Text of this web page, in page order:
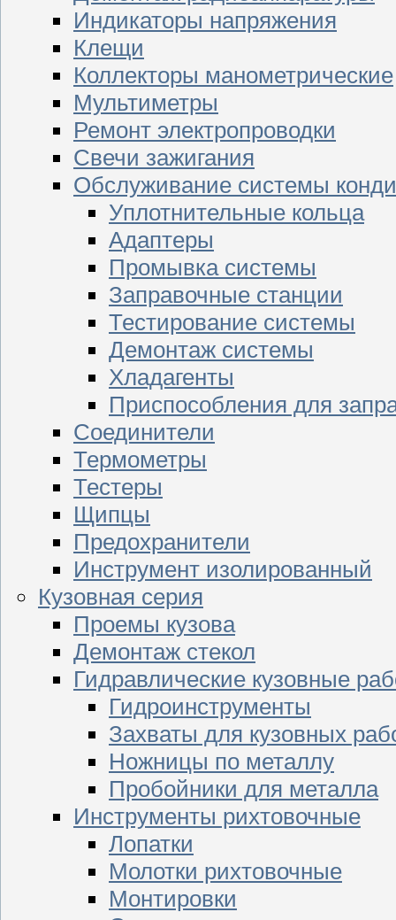
Индикаторы напряжения
Клещи
Коллекторы манометрические
Мультиметры
Ремонт электропроводки
Свечи зажигания
Обслуживание системы
Уплотнительные кольца
Адаптеры
Промывка системы
Заправочные станции
Тестирование системы
Демонтаж системы
Хладагенты
Приспособления для
Соединители
Термометры
Тестеры
Щипцы
Предохранители
Инструмент изолированный
Кузовная серия
Проемы кузова
Демонтаж стекол
Гидравлические кузовные
Гидроинструменты
Захваты для кузовных
Ножницы по металлу
Пробойники для металла
Инструменты рихтовочные
Лопатки
Молотки рихтовочные
Монтировки